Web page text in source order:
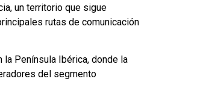
un territorio que sigue
rutas de comunicación
Península Ibérica, donde la
del segmento